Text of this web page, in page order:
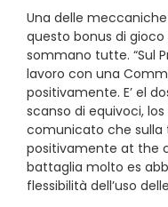
Una delle
questo bonus di gioco
sommano tutte. “Sul
lavoro con una
positivamente. E’ el
scanso di equivoci,
comunicato che sulla
positivamente at the
battaglia molto es
flessibilità dell’uso